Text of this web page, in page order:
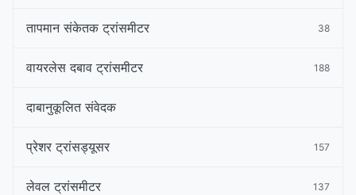
तापमान संकेतक ट्रांसमीटर 38
वायरलेस दबाव ट्रांसमीटर 188
दाबानुकूलित संवेदक
प्रेशर ट्रांसड्यूसर 157
लेवल ट्रांसमीटर 137